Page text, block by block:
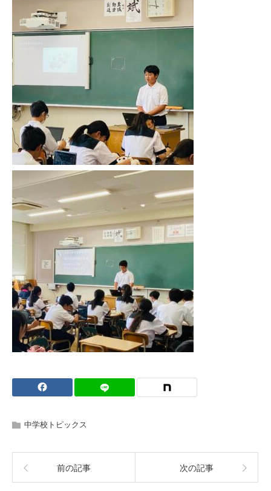
中学校トピックス
前の記事 次の記事